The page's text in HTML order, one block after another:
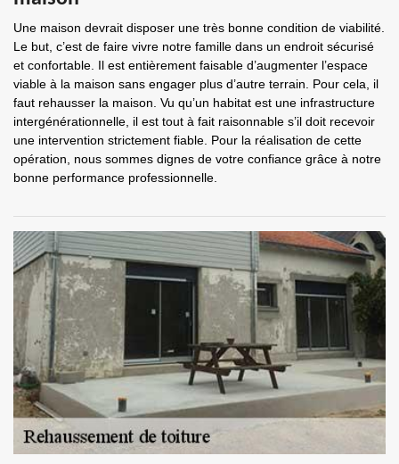
Une maison devrait disposer une très bonne condition de viabilité.
Le but, c’est de faire vivre notre famille dans un endroit sécurisé
et confortable. Il est entièrement faisable d’augmenter l’espace
viable à la maison sans engager plus d’autre terrain. Pour cela, il
faut rehausser la maison. Vu qu’un habitat est une infrastructure
intergénérationnelle, il est tout à fait raisonnable s’il doit recevoir
une intervention strictement fiable. Pour la réalisation de cette
opération, nous sommes dignes de votre confiance grâce à notre
bonne performance professionnelle.